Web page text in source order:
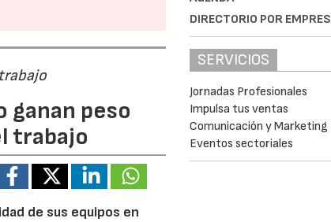
peso
trabajo
de sus equipos en
DIRECTORIO POR
SERVICIOS
Jornadas Profesionales
Impulsa tus ventas
Comunicación y Marketing
Eventos sectoriales